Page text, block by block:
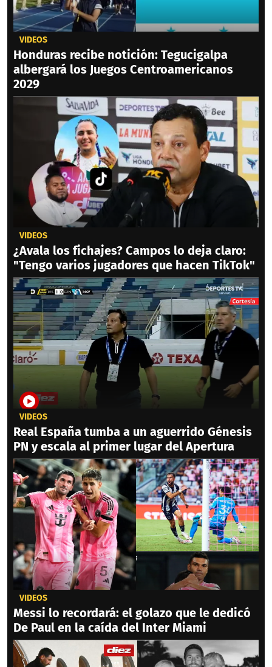
VIDEOS
Honduras recibe notición: Tegucigalpa
albergará los Juegos Centroamericanos
2029
VIDEOS
¿Avala los fichajes? Campos lo deja claro:
"Tengo varios jugadores que hacen TikTok"
VIDEOS
Real España tumba a un aguerrido Génesis
PN y escala al primer lugar del Apertura
VIDEOS
Messi lo recordará: el golazo que le dedicó
De Paul en la caída del Inter Miami